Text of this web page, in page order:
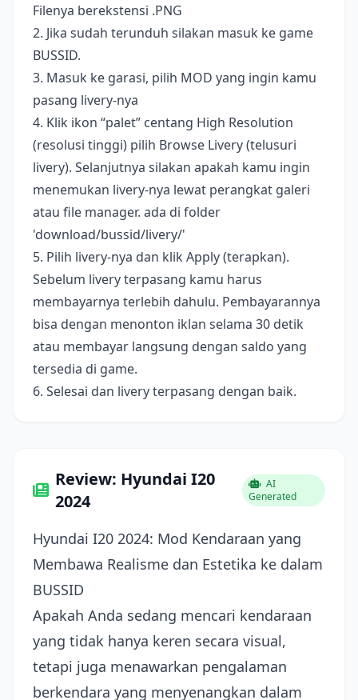
Filenya berekstensi .PNG
2. Jika sudah terunduh silakan masuk ke game
BUSSID.
3. Masuk ke garasi, pilih MOD yang ingin kamu
pasang livery-nya
4. Klik ikon “palet” centang High Resolution
(resolusi tinggi) pilih Browse Livery (telusuri
livery). Selanjutnya silakan apakah kamu ingin
menemukan livery-nya lewat perangkat galeri
atau file manager. ada di folder
'download/bussid/livery/'
5. Pilih livery-nya dan klik Apply (terapkan).
Sebelum livery terpasang kamu harus
membayarnya terlebih dahulu. Pembayarannya
bisa dengan menonton iklan selama 30 detik
atau membayar langsung dengan saldo yang
tersedia di game.
6. Selesai dan livery terpasang dengan baik.
Review: Hyundai I20
2024
AI
Generated
Hyundai I20 2024: Mod Kendaraan yang
Membawa Realisme dan Estetika ke dalam
BUSSID
Apakah Anda sedang mencari kendaraan
yang tidak hanya keren secara visual,
tetapi juga menawarkan pengalaman
berkendara yang menyenangkan dalam